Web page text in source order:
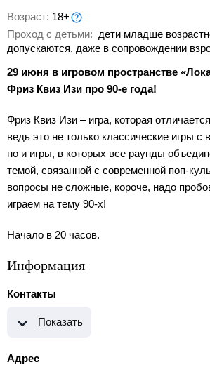
Возраст: 18+
Проход с детьми: дети младше
допускаются, даже в сопровождении
29 июня в игровом пространстве
Фриз Квиз Изи про 90-е года!
Фриз Квиз Изи – игра, которая
ведь это не только классические игры с
но и игры, в которых все раунды
темой, связанной с современной поп-
вопросы не сложные, короче, надо
играем на тему 90-х!
Начало в 20 часов.
Информация
Контакты
Показать
Адрес